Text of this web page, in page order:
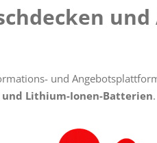
und
und Lithium-Ionen-Batterien.